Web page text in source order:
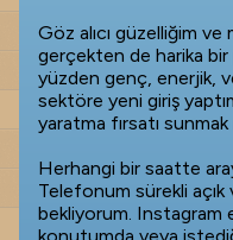
Göz alıcı güzelliğim
gerçekten de harika bir
yüzden genç, enerjik, ve
sektöre yeni giriş
yaratma fırsatı sunmak
Herhangi bir saatte
Telefonum sürekli
bekliyorum. Instagram
konutumda veya